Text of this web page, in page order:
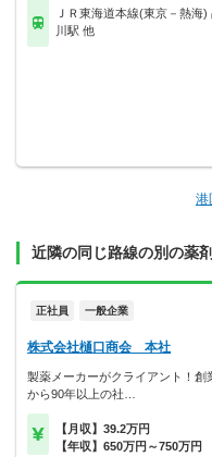
ＪＲ東海道本線(東京－熱海)
川駅 他
港
近隣の同じ路線の別の薬
正社員 一般企業
株式会社樋口商会 本社
製薬メーカーがクライアント！創
から90年以上の社…
【月収】39.2万円
【年収】650万円～750万円